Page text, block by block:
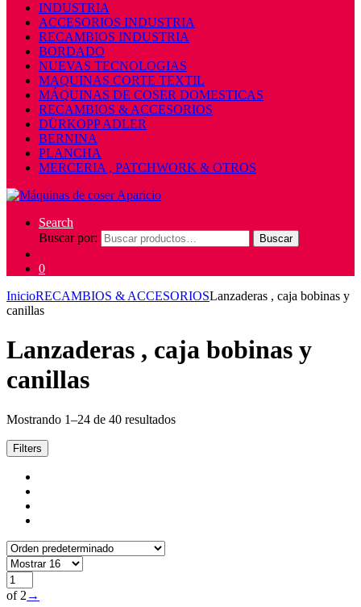
INDUSTRIA
ACCESORIOS INDUSTRIA
RECAMBIOS INDUSTRIA
BORDADO
NUEVAS TECNOLOGIAS
MAQUINAS CORTE TEXTIL
MÁQUINAS DE COSER DOMESTICAS
RECAMBIOS & ACCESORIOS
DÜRKOPP ADLER
BERNINA
PLANCHA
MERCERIA , PATCHWORK & OTROS
Search
Buscar por:
Buscar
0
InicioRECAMBIOS & ACCESORIOSLanzaderas , caja bobinas y
canillas
Lanzaderas , caja bobinas y
canillas
Mostrando 1–24 de 40 resultados
Filters
of 2 →